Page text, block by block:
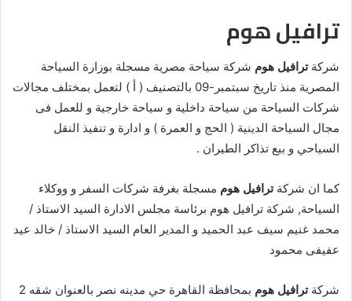
ترافيل هوم
شركةترافيل هوم شركة سياحة مصرية مسجلة بوزارة السياحة
المصرية منذ تاريخ سبتمبر-09 بالتصنيف ( أ ) لتعمل بمختلف مجالات
شركات السياحة من سياحة داخلية و سياحة خارجية و للعمل فى
مجال السياحة الدينية ( الحج و العمرة ) و ادارة و تنفيذ النقل
السياحي و بيع تذاكر الطيران .
كما ان شركةترافيل هوم مسجلة بغرفة شركات السفر و ووكلاء
السياحة, شركة ترافيل هوم برئاسة مجلس الادارة السيد الاستاذ /
محمد غنيم سيف عبد الحميد و المدير العام السيد الاستاذ / خالد عيد
عفيفى محمود
شركةترافيل هوم
بمحافظة القاهرة حي مدينه نصر بالعنوان شقه 2